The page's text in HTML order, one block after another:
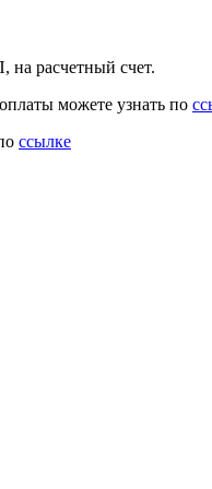
на расчетный счет.
можете узнать по
ссылке